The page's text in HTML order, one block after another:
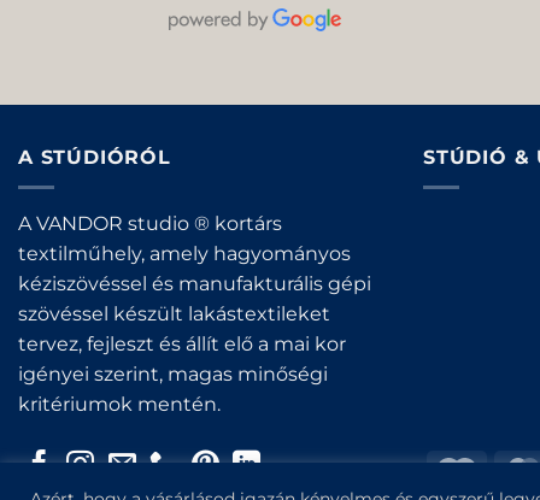
A STÚDIÓRÓL
A VANDOR studio ® kortárs
textilműhely, amely hagyományos
kéziszövéssel és manufakturális gépi
szövéssel készült lakástextileket
tervez, fejleszt és állít elő a mai kor
igényei szerint, magas minőségi
kritériumok mentén.
STÚDIÓ &